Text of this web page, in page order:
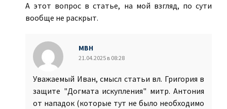
А этот вопрос в статье, на мой взгляд, по сути
вообще не раскрыт.
МВН
21.04.2025 в 08:28
Уважаемый Иван, смысл статьи вл. Григория в
защите "Догмата искупления" митр. Антония
от нападок (которые тут не было необходимо